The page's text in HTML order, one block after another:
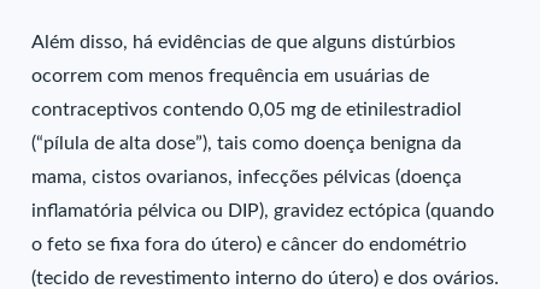
Além disso, há evidências de que alguns distúrbios
ocorrem com menos frequência em usuárias de
contraceptivos contendo 0,05 mg de etinilestradiol
(“pílula de alta dose”), tais como doença benigna da
mama, cistos ovarianos, infecções pélvicas (doença
inflamatória pélvica ou DIP), gravidez ectópica (quando
o feto se fixa fora do útero) e câncer do endométrio
(tecido de revestimento interno do útero) e dos ovários.